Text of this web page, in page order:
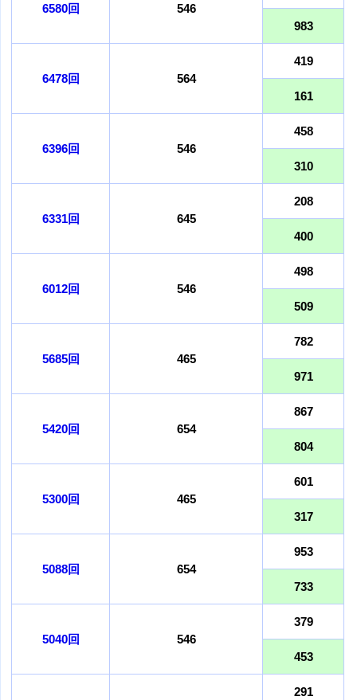
6580回 546
983
6478回 564
419
161
6396回 546
458
310
6331回 645
208
400
6012回 546
498
509
5685回 465
782
971
5420回 654
867
804
5300回 465
601
317
5088回 654
953
733
5040回 546
379
453
291